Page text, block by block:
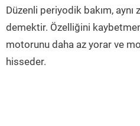
Düzenli periyodik bakım,
demektir. Özelliğini
motorunu daha az yorar ve
hisseder.